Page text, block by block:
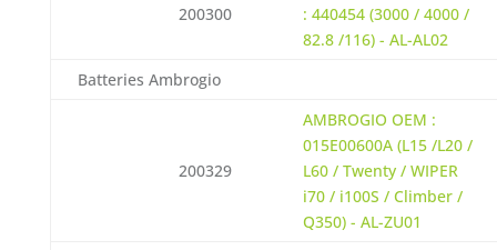
200300
: 440454 (3000 / 4000 /
82.8 /116) - AL-AL02
Batteries Ambrogio
200329
AMBROGIO OEM :
015E00600A (L15 /L20 /
L60 / Twenty / WIPER
i70 / i100S / Climber /
Q350) - AL-ZU01